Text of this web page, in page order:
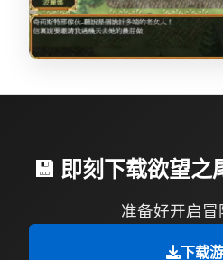
💾 即刻下载欲望
准备好开启冒
下载